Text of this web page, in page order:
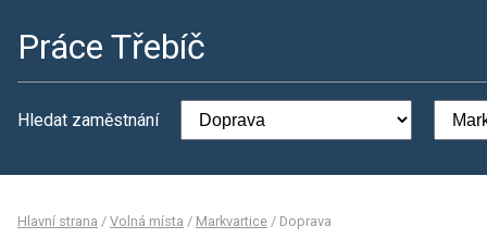
Práce Třebíč
Hledat zaměstnání
Hlavní strana / Volná místa / Markvartice / Doprava